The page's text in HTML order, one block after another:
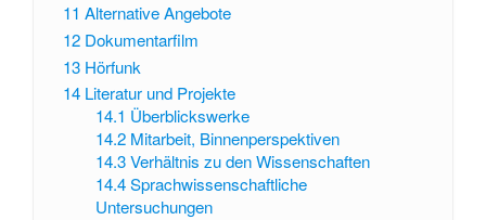
11 Alternative Angebote
12 Dokumentarfilm
13 Hörfunk
14 Literatur und Projekte
14.1 Überblickswerke
14.2 Mitarbeit, Binnenperspektiven
14.3 Verhältnis zu den Wissenschaften
14.4 Sprachwissenschaftliche
Untersuchungen